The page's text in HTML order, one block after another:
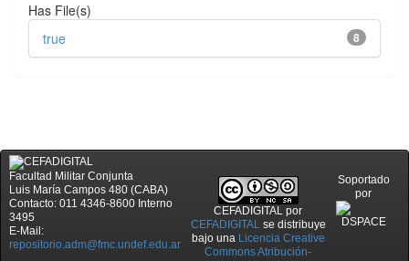
Has File(s)
8
true
Facultad Militar Conjunta
Luis María Campos 480 (CABA)
Contacto: 011 4346-8600 Interno
3495
E-Mail:
repositorio.adm@fmc.undef.edu.ar
CEFADIGITAL por
CEFADIGITALse distribuye
bajo una Licencia Creative
Commons Atribución-
Soportado
por